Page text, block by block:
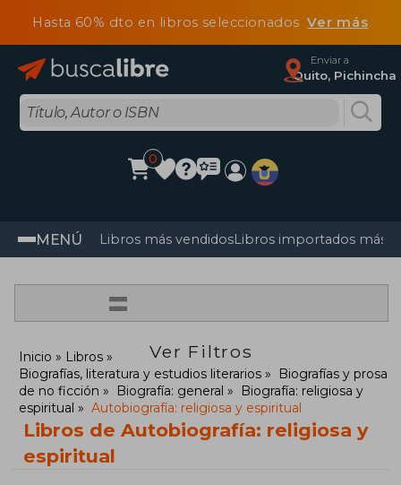
Hasta 60% dto en libros seleccionadosVer más
Enviar a
Quito, Pichincha
0
MENÚ Libros más vendidosLibros importados más
=
Ver Filtros
Inicio
Libros
Biografías, literatura y estudios literarios
Biografías y prosa
de no ficción
Biografía: general
Biografía: religiosa y
espiritual
Autobiografía: religiosa y espiritual
Libros de Autobiografía: religiosa y
espiritual